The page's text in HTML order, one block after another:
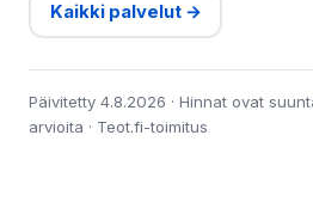
Kaikki palvelut →
Päivitetty 4.8.2026 · Hinnat ovat
arvioita · Teot.fi-toimitus